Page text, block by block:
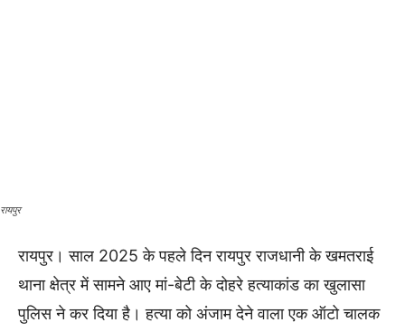
रायपुर
रायपुर। साल 2025 के पहले दिन रायपुर राजधानी के खमतराई
थाना क्षेत्र में सामने आए मां-बेटी के दोहरे हत्याकांड का खुलासा
पुलिस ने कर दिया है। हत्या को अंजाम देने वाला एक ऑटो चालक